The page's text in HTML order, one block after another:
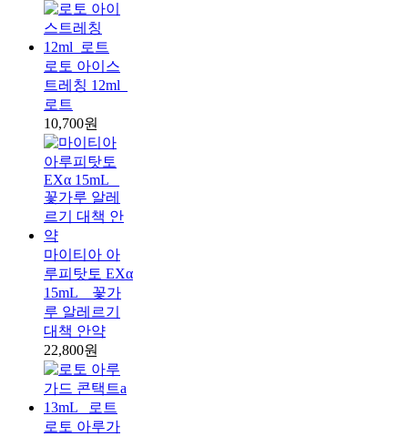
로토 아이스
트레칭 12ml_
로트
10,700원
마이티아 아
루피탓토 EXα
15mL _ 꽃가
루 알레르기
대책 안약
22,800원
로토 아루가